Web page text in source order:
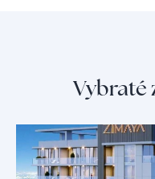
Vybraté